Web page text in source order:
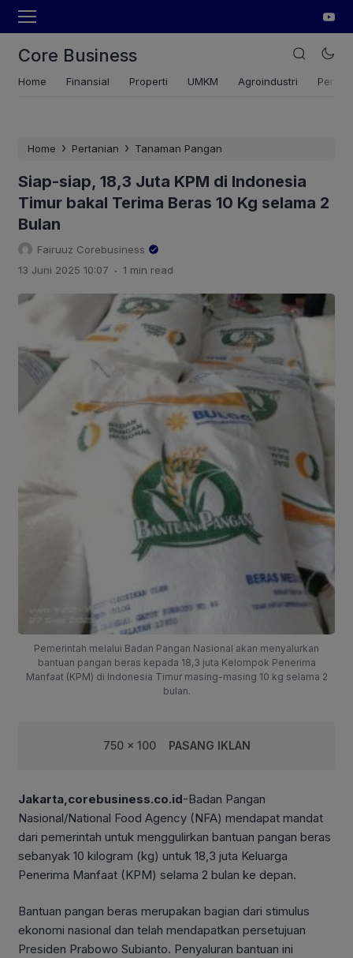
Core Business
Home Finansial Properti UMKM Agroindustri
Home › Pertanian › Tanaman Pangan
Siap-siap, 18,3 Juta KPM di Indonesia
Timur bakal Terima Beras 10 Kg selama 2
Bulan
Fairuuz Corebusiness
13 Juni 2025 10:07 . 1 min read
Pemerintah melalui Badan Pangan Nasional akan menyalurkan
bantuan pangan beras kepada 18,3 juta Kelompok Penerima
Manfaat (KPM) di Indonesia Timur masing-masing 10 kg selama 2
bulan.
750 x 100 PASANG IKLAN
Jakarta,corebusiness.co.id-Badan Pangan
Nasional/National Food Agency (NFA) mendapat mandat
dari pemerintah untuk menggulirkan bantuan pangan beras
sebanyak 10 kilogram (kg) untuk 18,3 juta Keluarga
Penerima Manfaat (KPM) selama 2 bulan ke depan.
Bantuan pangan beras merupakan bagian dari stimulus
ekonomi nasional dan telah mendapatkan persetujuan
Presiden Prabowo Subianto. Penyaluran bantuan ini